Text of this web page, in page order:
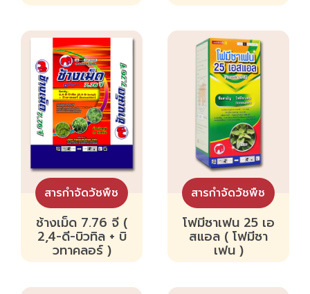
สารกำจัดวัชพืช
ช้างเม็ด 7.76 จี (
2,4-ดี-บิวทิล + บิ
วทาคลอร์ )
สารกำจัดวัชพืช
โฟมีซาเฟน 25 เอ
สแอล ( โฟมีซา
เฟน )